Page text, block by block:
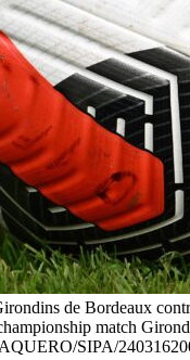
de Bordeaux
match
SIPA/